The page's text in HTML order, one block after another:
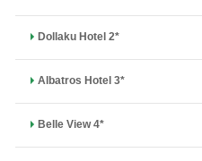
Dollaku Hotel 2*
Albatros Hotel 3*
Belle View 4*